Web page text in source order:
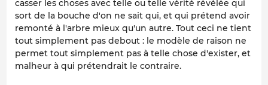
casser les choses avec telle ou telle vérité révélée qui
sort de la bouche d'on ne sait qui, et qui prétend avoir
remonté à l'arbre mieux qu'un autre. Tout ceci ne tient
tout simplement pas debout : le modèle de raison ne
permet tout simplement pas à telle chose d'exister, et
malheur à qui prétendrait le contraire.